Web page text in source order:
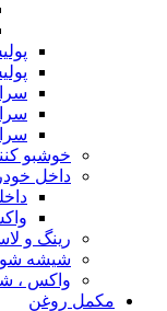
خوشبو
داخل
رینگ و
شیشه
واکس ،
مکمل روغن